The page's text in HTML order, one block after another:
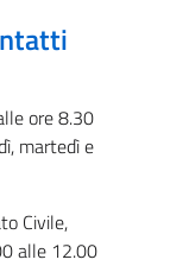
ore 8.30
martedì e
Civile,
alle 12.00